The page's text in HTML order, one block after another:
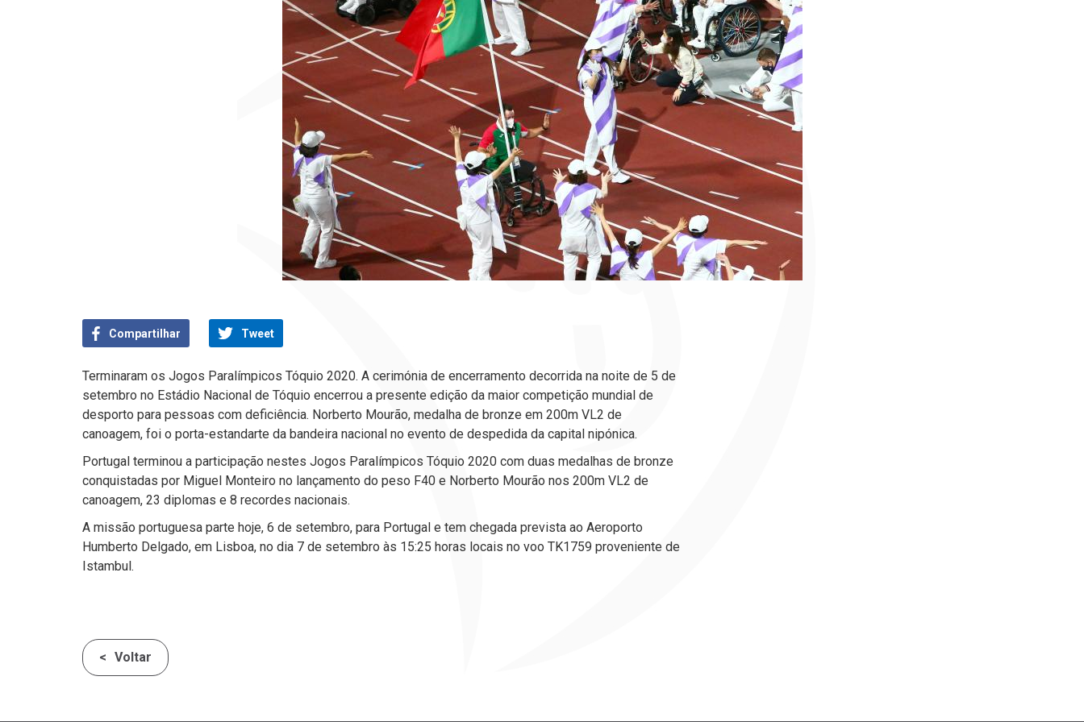
Compartilhar Tweet
Terminaram os Jogos Paralímpicos Tóquio 2020. A cerimónia de encerramento decorrida na noite de 5 de
setembro no Estádio Nacional de Tóquio encerrou a presente edição da maior competição mundial de
desporto para pessoas com deficiência. Norberto Mourão, medalha de bronze em 200m VL2 de
canoagem, foi o porta-estandarte da bandeira nacional no evento de despedida da capital nipónica.
Portugal terminou a participação nestes Jogos Paralímpicos Tóquio 2020 com duas medalhas de bronze
conquistadas por Miguel Monteiro no lançamento do peso F40 e Norberto Mourão nos 200m VL2 de
canoagem, 23 diplomas e 8 recordes nacionais.
A missão portuguesa parte hoje, 6 de setembro, para Portugal e tem chegada prevista ao Aeroporto
Humberto Delgado, em Lisboa, no dia 7 de setembro às 15:25 horas locais no voo TK1759 proveniente de
Istambul.
Voltar